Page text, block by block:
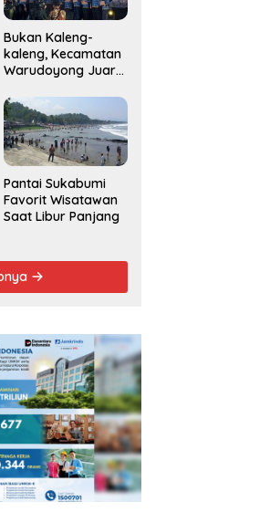
Bukan Kaleng-
kaleng, Kecamatan
Warudoyong Juara
Musrenbang
Kecamatan 2025
Pantai Sukabumi
Favorit Wisatawan
Saat Libur Panjang